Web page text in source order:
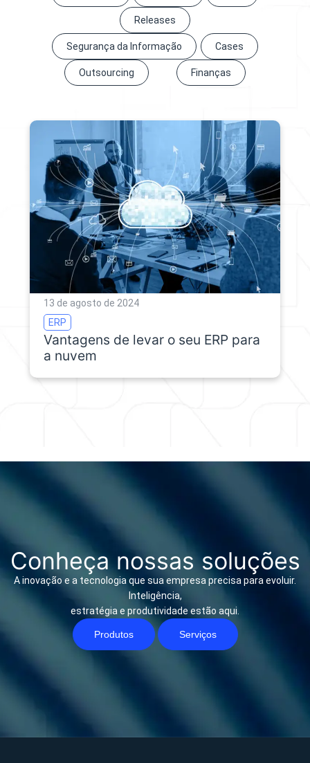
Releases
Segurança da Informação Cases
Outsourcing Finanças
13 de agosto de 2024
ERP
Vantagens de levar o seu ERP para
a nuvem
Conheça nossas soluções
A inovação e a tecnologia que sua empresa precisa para evoluir.
Inteligência,
estratégia e produtividade estão aqui.
Produtos Serviços